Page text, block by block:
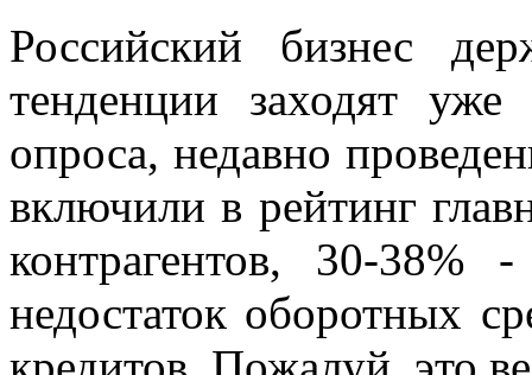
Российский бизнес
тенденции заходят
опроса, недавно
включили в рейтинг
контрагентов, 30-
недостаток оборотных